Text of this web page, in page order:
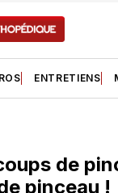
ENTRETIENS
de
pinceau !